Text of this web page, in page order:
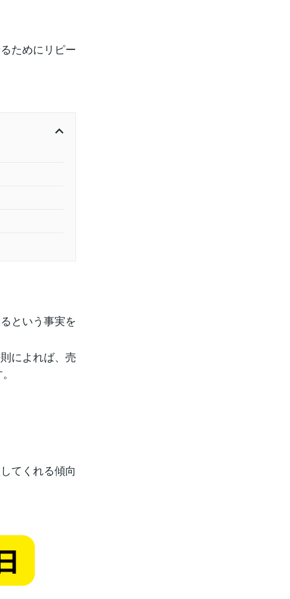
ためにリピー
という事実を
によれば、売
てくれる傾向